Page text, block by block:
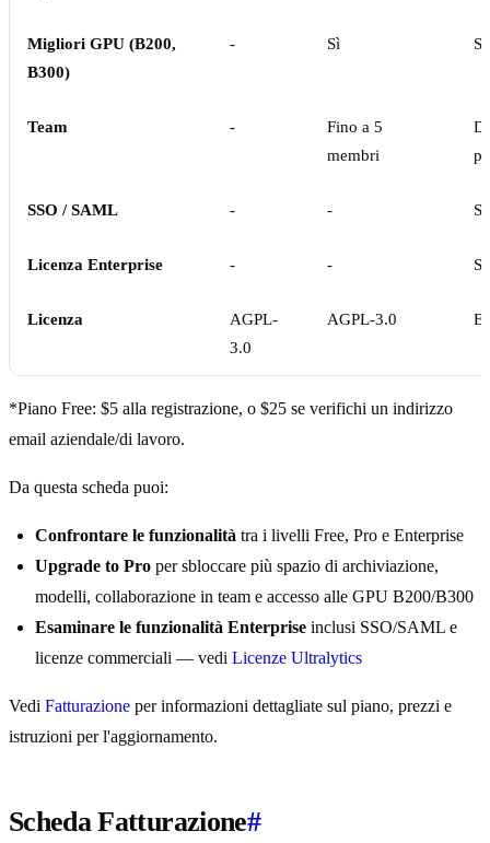
Migliori GPU (B200,
B300)
- Sì Sì
Team -
Fino a 5
membri
SSO / SAML - - Sì
Licenza Enterprise - - Sì
Licenza
AGPL-
3.0
AGPL-3.0
*Piano Free: $5 alla registrazione, o $25 se verifichi un indirizzo
email aziendale/di lavoro.
Da questa scheda puoi:
Confrontare le funzionalità tra i livelli Free, Pro e Enterprise
Upgrade to Pro per sbloccare più spazio di archiviazione,
modelli, collaborazione in team e accesso alle GPU B200/B300
Esaminare le funzionalità Enterprise inclusi SSO/SAML e
licenze commerciali — vedi Licenze Ultralytics
Vedi Fatturazione per informazioni dettagliate sul piano, prezzi e
istruzioni per l'aggiornamento.
Scheda Fatturazione#